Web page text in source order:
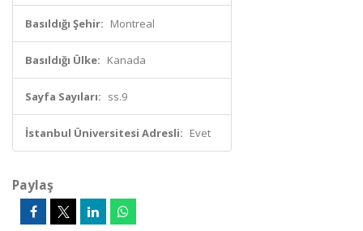
Basıldığı Şehir: Montreal
Basıldığı Ülke: Kanada
Sayfa Sayıları: ss.9
İstanbul Üniversitesi Adresli: Evet
Paylaş